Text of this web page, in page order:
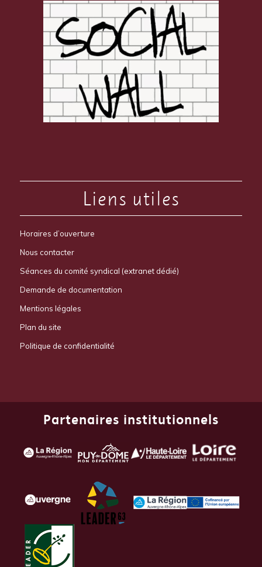
Liens utiles
Horaires d’ouverture
Nous contacter
Séances du comité syndical (extranet dédié)
Demande de documentation
Mentions légales
Plan du site
Politique de confidentialité
Partenaires institutionnels